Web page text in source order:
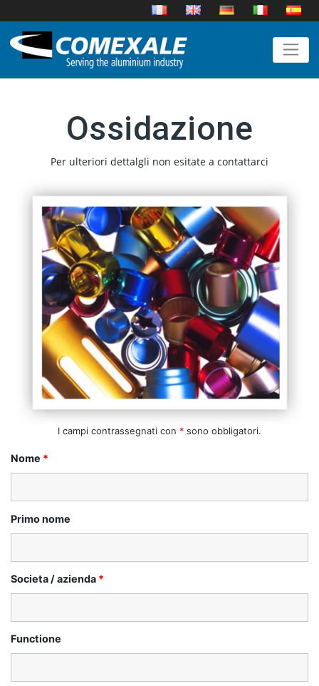
Ossidazione
Per ulteriori dettalgli non esitate a contattarci
I campi contrassegnati con * sono obbligatori.
Nome *
Primo nome
Societa / azienda *
Functione